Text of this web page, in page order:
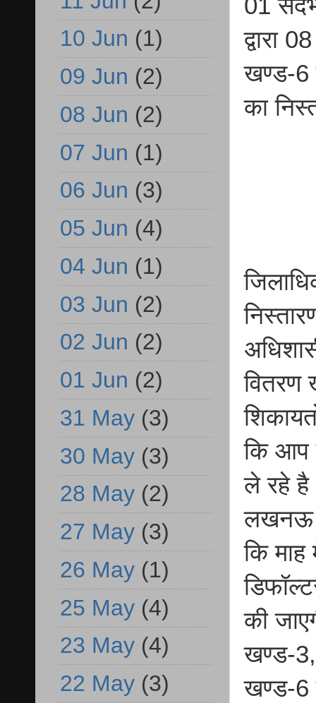
द्वारा
खण्ड-6
का
वितरण
कि आप
ले रहे
लखनऊ
कि माह
की
खण्ड-3,
खण्ड-6
10 Jun (1)
09 Jun (2)
08 Jun (2)
07 Jun (1)
06 Jun (3)
05 Jun (4)
04 Jun (1)
03 Jun (2)
02 Jun (2)
01 Jun (2)
31 May (3)
30 May (3)
28 May (2)
27 May (3)
26 May (1)
25 May (4)
23 May (4)
22 May (3)